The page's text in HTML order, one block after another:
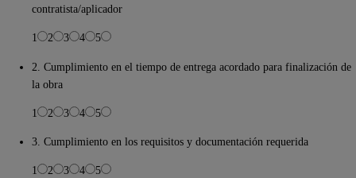
contratista/aplicador
1 2 3 4 5
2. Cumplimiento en el tiempo de entrega acordado para finalización de
la obra
1 2 3 4 5
3. Cumplimiento en los requisitos y documentación requerida
1 2 3 4 5